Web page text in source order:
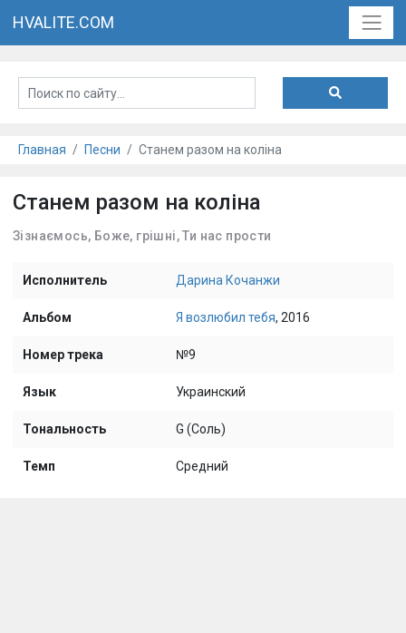
HVALITE.COM
Главная Песни Станем разом на колiна
Станем разом на колiна
Зізнаємось, Боже, грішні, Ти нас прости
Исполнитель Дарина Кочанжи
Альбом Я возлюбил тебя, 2016
Номер трека №9
Язык Украинский
Тональность G (Соль)
Темп Средний